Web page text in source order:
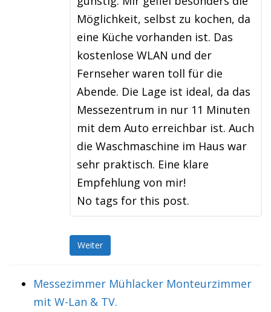
Möglichkeit, selbst zu kochen, da
eine Küche vorhanden ist. Das
kostenlose WLAN und der
Fernseher waren toll für die
Abende. Die Lage ist ideal, da das
Messezentrum in nur 11 Minuten
mit dem Auto erreichbar ist. Auch
die Waschmaschine im Haus war
sehr praktisch. Eine klare
Empfehlung von mir!
No tags for this post.
Weiter
Messezimmer Mühlacker Monteurzimmer
mit W-Lan & TV.